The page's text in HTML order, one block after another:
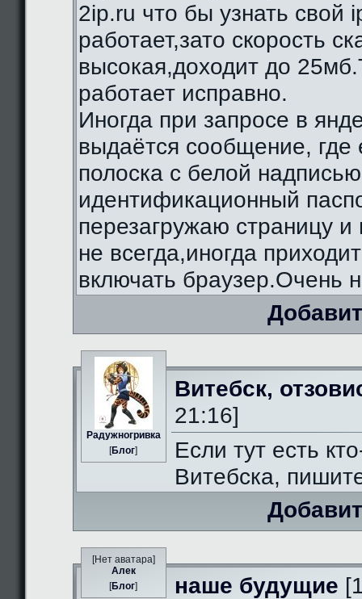
2ip.ru что бы узнать свой
работает,зато скорость
высокая,доходит до
работает исправно.
Иногда при запросе в
выдаётся сообщение, где
полоска с белой
идентификационный
перезагружаю страницу и
не всегда,иногда
включать браузер.Очень
Радужногривка
[Блог]
Витебск,
21:16]
Если тут есть
Витебска,
[Нет аватара]
Алек
[Блог] наше будущие